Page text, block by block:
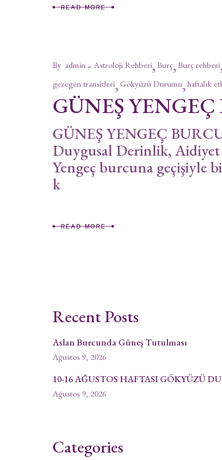
READ MORE
By admin Astroloji Rehberi Burç Burç rehberi
gezegen transitleri Gökyüzü Durumu haftalık
GÜNEŞ
GÜNEŞ YENGEÇ
Duygusal Derinlik,
Yengeç burcuna geçişiyle
k
READ MORE
Recent Posts
Aslan Burcunda Güneş Tutulması
Ağustos 9, 2026
10-16 AĞUSTOS HAFTASI GÖKYÜZÜ
Ağustos 9, 2026
Categories